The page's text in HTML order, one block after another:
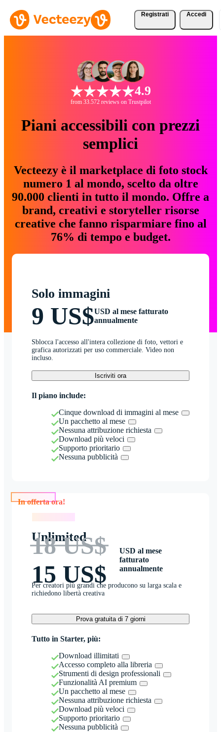
Registrati Accedi
4.9
from 33.572 reviews on Trustpilot
Piani accessibili con prezzi
semplici
Vecteezy è il marketplace di foto stock
numero 1 al mondo, scelto da oltre
90.000 clienti in tutto il mondo. Offre a
brand, creativi e storyteller risorse
creative che fanno risparmiare fino al
76% di tempo e budget.
Solo immagini
9 US$USD al mese fatturato
annualmente
Sblocca l'accesso all'intera collezione di foto, vettori e
grafica autorizzati per uso commerciale. Video non
incluso.
Iscriviti ora
Il piano include:
Cinque download di immagini al mese
Un pacchetto al mese
Nessuna attribuzione richiesta
Download più veloci
Supporto prioritario
Nessuna pubblicità
Unlimited
18 US$
15 US$
USD al mese
fatturato
annualmente
Per creatori più grandi che producono su larga scala e
richiedono libertà creativa
Prova gratuita di 7 giorni
Tutto in Starter, più:
Download illimitati
Accesso completo alla libreria
Strumenti di design professionali
Funzionalità AI premium
Un pacchetto al mese
Nessuna attribuzione richiesta
Download più veloci
Supporto prioritario
Nessuna pubblicità